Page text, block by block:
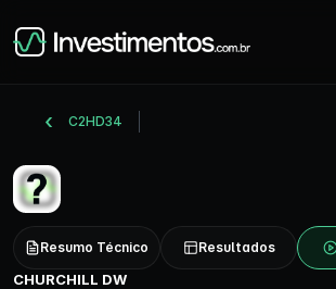
C2HD34
Resumo Técnico Resultados
CHURCHILL DW